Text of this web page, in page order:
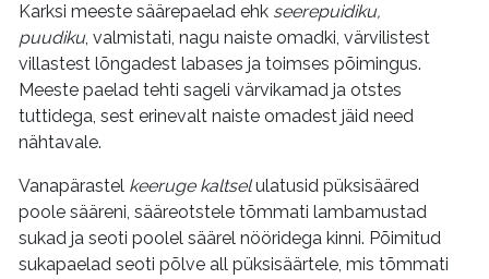
Karksi meeste säärepaelad ehk seerepuidiku,
puudiku, valmistati, nagu naiste omadki, värvilistest
villastest lõngadest labases ja toimses põimingus.
Meeste paelad tehti sageli värvikamad ja otstes
tuttidega, sest erinevalt naiste omadest jäid need
nähtavale.
Vanapärastel keeruge kaltselulatusid püksisääred
poole sääreni, sääreotstele tõmmati lambamustad
sukad ja seoti poolel säärel nööridega kinni. Põimitud
sukapaelad seoti põlve all püksisäärtele, mis tõmmati